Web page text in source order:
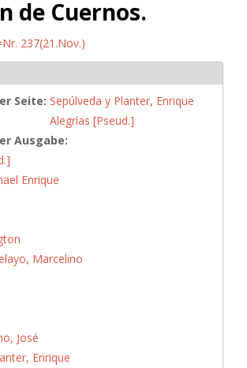
de Cuernos.
237(21.Nov.)
Seite: Sepúlveda y Planter, Enrique
Alegrías [Pseud.]
Ausgabe:
Enrique
Marcelino
José
Enrique